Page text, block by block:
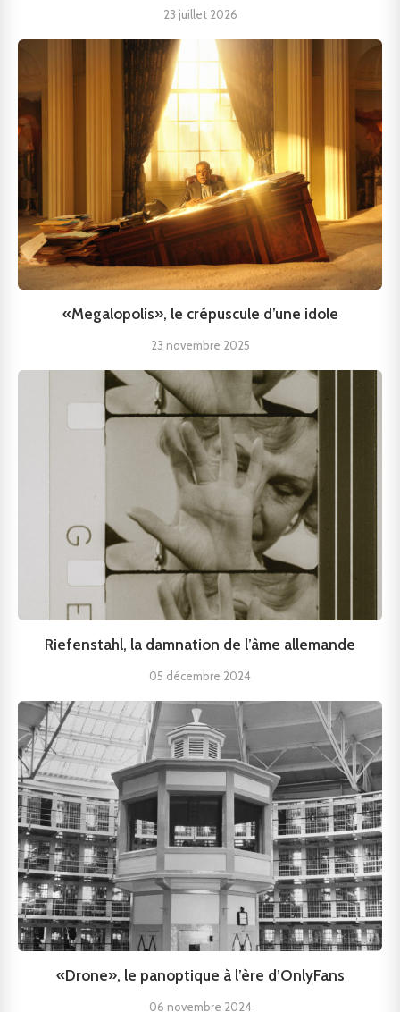
23 juillet 2026
«Megalopolis», le crépuscule d’une idole
23 novembre 2025
Riefenstahl, la damnation de l’âme allemande
05 décembre 2024
«Drone», le panoptique à l’ère d’OnlyFans
06 novembre 2024